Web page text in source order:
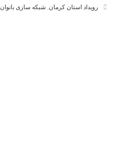
رویداد استان کرمان, شبکه سازی بانوان